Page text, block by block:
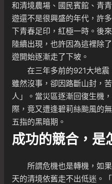
和清境農場、國民賓館、青
遊還不是很興盛的年代，許
下青春足印，紅極一時。後
陸續出現，也許因為這裡除
遊開始逐漸走了下坡。
在三年多前的921大地震
雖然沒事，卻因路斷山封，
人」。當災區逐漸回復生機
際，竟又遭逢碧莉絲颱風的
五指的黑暗期。
成功的競合，是
所謂危機也是轉機，如果
天的清境依舊走不出低迷。